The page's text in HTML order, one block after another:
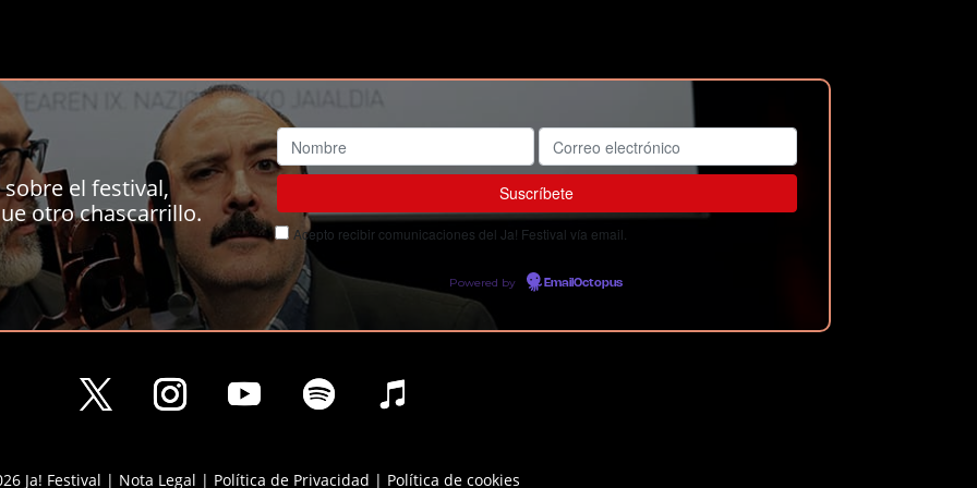
el festival,
otro chascarrillo.
Acepto recibir comunicaciones del Ja! Festival vía email.
Powered by EmailOctopus
Ja! Festival | Nota Legal | Política de Privacidad | Política de cookies